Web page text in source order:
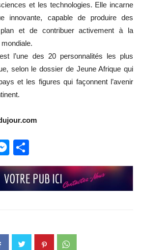
et les technologies. Elle incarne
innovante, capable de produire des
et de contribuer activement à la
l’une des 20 personnalités les plus
selon le dossier de Jeune Afrique qui
et les figures qui façonnent l’avenir
Messenger